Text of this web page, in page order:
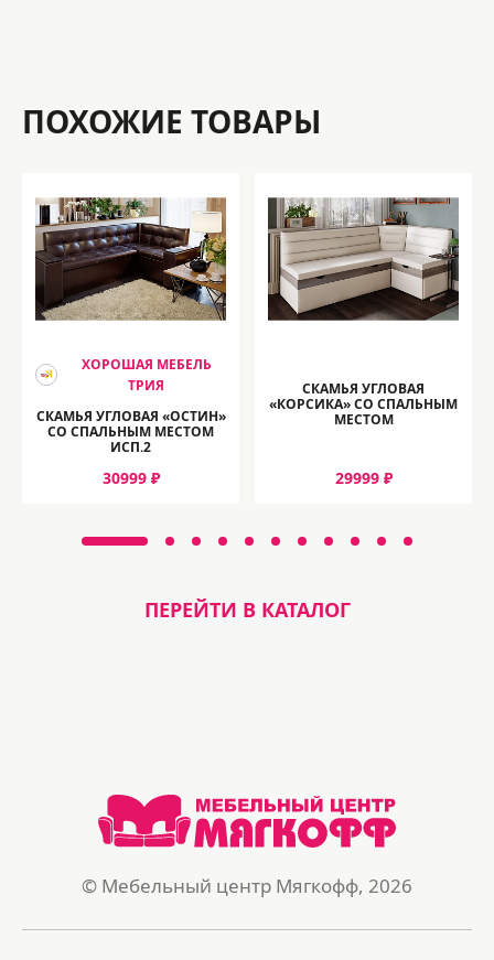
ПОХОЖИЕ ТОВАРЫ
ХОРОШАЯ МЕБЕЛЬ
ТРИЯ
СКАМЬЯ УГЛОВАЯ «ОСТИН»
СО СПАЛЬНЫМ МЕСТОМ
ИСП.2
30999 ₽
СКАМЬЯ УГЛОВАЯ
«КОРСИКА» СО СПАЛЬНЫМ
МЕСТОМ
29999 ₽
ПЕРЕЙТИ В КАТАЛОГ
© Мебельный центр Мягкофф, 2026